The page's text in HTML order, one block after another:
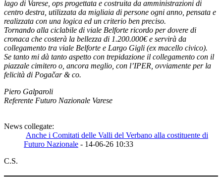
lago di Varese, ops progettata e costruita da amministrazioni di
centro destra, utilizzata da migliaia di persone ogni anno, pensata e
realizzata con una logica ed un criterio ben preciso.
Tornando alla ciclabile di viale Belforte ricordo per dovere di
cronaca che costerà la bellezza di 1.200.000€ e servirà da
collegamento tra viale Belforte e Largo Gigli (ex macello civico).
Se tanto mi dà tanto aspetto con trepidazione il collegamento con il
piazzale cimitero o, ancora meglio, con l’IPER, ovviamente per la
felicità di Pogačar & co.
Piero Galparoli
Referente Futuro Nazionale Varese
News collegate:
Anche i Comitati delle Valli del Verbano alla costituente di
Futuro Nazionale - 14-06-26 10:33
C.S.